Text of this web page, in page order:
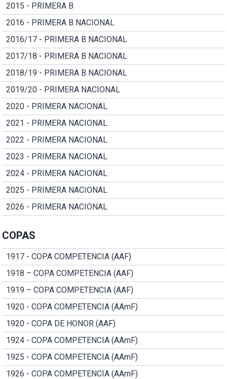
2015 - PRIMERA B
2016 - PRIMERA B NACIONAL
2016/17 - PRIMERA B NACIONAL
2017/18 - PRIMERA B NACIONAL
2018/19 - PRIMERA B NACIONAL
2019/20 - PRIMERA NACIONAL
2020 - PRIMERA NACIONAL
2021 - PRIMERA NACIONAL
2022 - PRIMERA NACIONAL
2023 - PRIMERA NACIONAL
2024 - PRIMERA NACIONAL
2025 - PRIMERA NACIONAL
2026 - PRIMERA NACIONAL
COPAS
1917 - COPA COMPETENCIA (AAF)
1918 – COPA COMPETENCIA (AAF)
1919 – COPA COMPETENCIA (AAF)
1920 - COPA COMPETENCIA (AAmF)
1920 - COPA DE HONOR (AAF)
1924 - COPA COMPETENCIA (AAmF)
1925 - COPA COMPETENCIA (AAmF)
1926 - COPA COMPETENCIA (AAmF)